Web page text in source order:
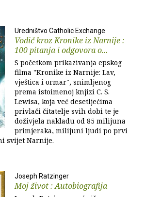
Uredništvo Catholic Exchange
Vodič kroz Kronike iz Narnije :
100 pitanja i odgovora o...
S početkom prikazivanja epskog
filma "Kronike iz Narnije: Lav,
vještica i ormar", snimljenog
prema istoimenoj knjizi C. S.
Lewisa, koja već desetljećima
privlači čitatelje svih dobi te je
doživjela nakladu od 85 milijuna
primjeraka, milijuni ljudi po prvi
svijet Narnije.
Joseph Ratzinger
Moj život : Autobiografija